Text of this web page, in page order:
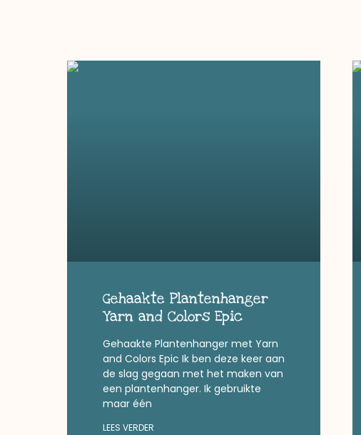
Gehaakte Plantenhanger
Yarn and Colors Epic
Gehaakte Plantenhanger met Yarn
and Colors Epic Ik ben deze keer aan
de slag gegaan met het maken van
een plantenhanger. Ik gebruikte
maar één
LEES VERDER